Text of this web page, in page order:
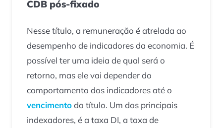
CDB pós-fixado
Nesse título, a remuneração é atrelada ao
desempenho de indicadores da economia. É
possível ter uma ideia de qual será o
retorno, mas ele vai depender do
comportamento dos indicadores até o
vencimentodo título. Um dos principais
indexadores, é a taxa DI, a taxa de